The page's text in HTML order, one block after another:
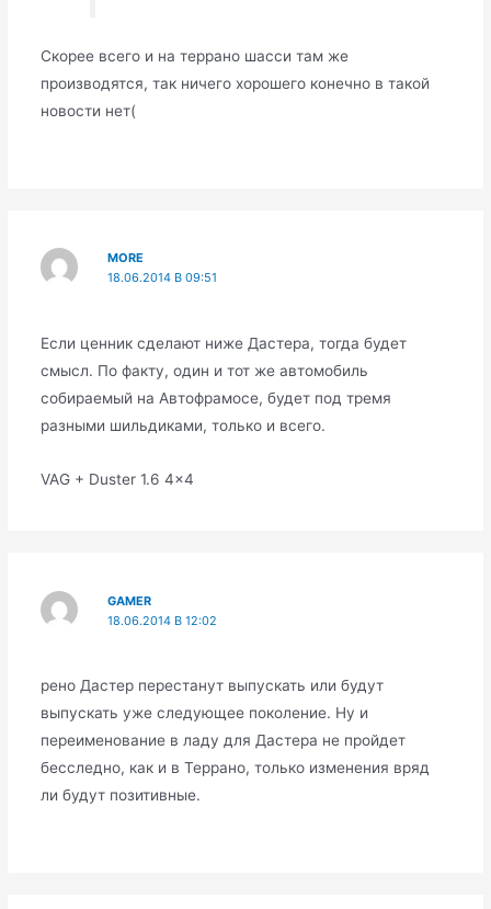
Скорее всего и на террано шасси там же
производятся, так ничего хорошего конечно в такой
новости нет(
MORE
18.06.2014 В 09:51
Если ценник сделают ниже Дастера, тогда будет
смысл. По факту, один и тот же автомобиль
собираемый на Автофрамосе, будет под тремя
разными шильдиками, только и всего.
VAG + Duster 1.6 4×4
GAMER
18.06.2014 В 12:02
рено Дастер перестанут выпускать или будут
выпускать уже следующее поколение. Ну и
переименование в ладу для Дастера не пройдет
бесследно, как и в Террано, только изменения вряд
ли будут позитивные.